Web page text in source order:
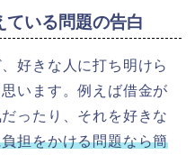
いる問題の告白
好きな人に打ち明けら
います。例えば借金が
ったり、それを好きな
担をかける問題なら簡